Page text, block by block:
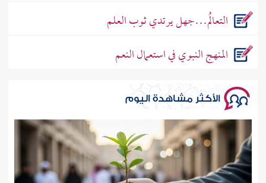
التعالُم…جهل يرتدي ثوب العلم
المنهج النبوي في استعمال النعم
الأكثر مشاهدة اليوم